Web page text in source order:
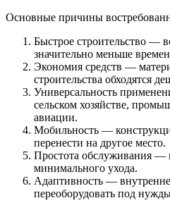
Основные причины
Быстрое строительство —
значительно меньше
Экономия средств —
строительства обходятся
Универсальность
сельском хозяйстве,
авиации.
Мобильность —
перенести на другое место.
Простота обслуживания —
минимального ухода.
Адаптивность —
переоборудовать под